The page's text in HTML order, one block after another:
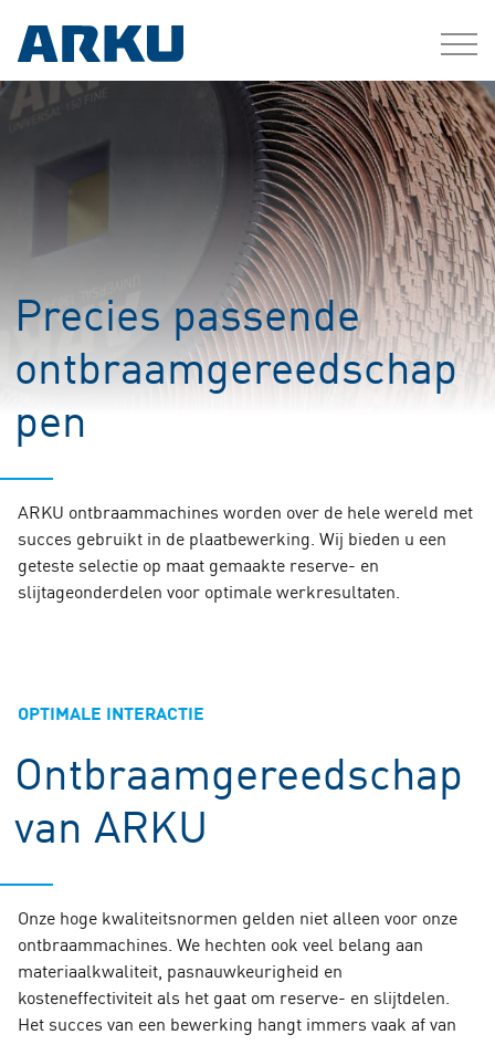
Precies passende
ontbraamgereedschap
pen
ARKU ontbraammachines worden over de hele wereld met
succes gebruikt in de plaatbewerking. Wij bieden u een
geteste selectie op maat gemaakte reserve- en
slijtageonderdelen voor optimale werkresultaten.
OPTIMALE INTERACTIE
Ontbraamgereedschap
van ARKU
Onze hoge kwaliteitsnormen gelden niet alleen voor onze
ontbraammachines. We hechten ook veel belang aan
materiaalkwaliteit, pasnauwkeurigheid en
kosteneffectiviteit als het gaat om reserve- en slijtdelen.
Het succes van een bewerking hangt immers vaak af van